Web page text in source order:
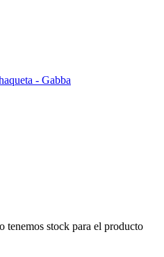
tenemos stock para el producto